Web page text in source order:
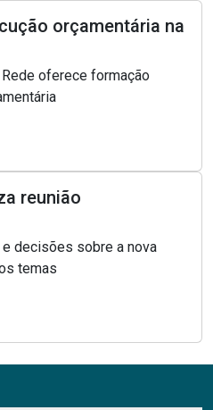
orçamentária na
oferece formação
reunião
e decisões sobre a nova
temas